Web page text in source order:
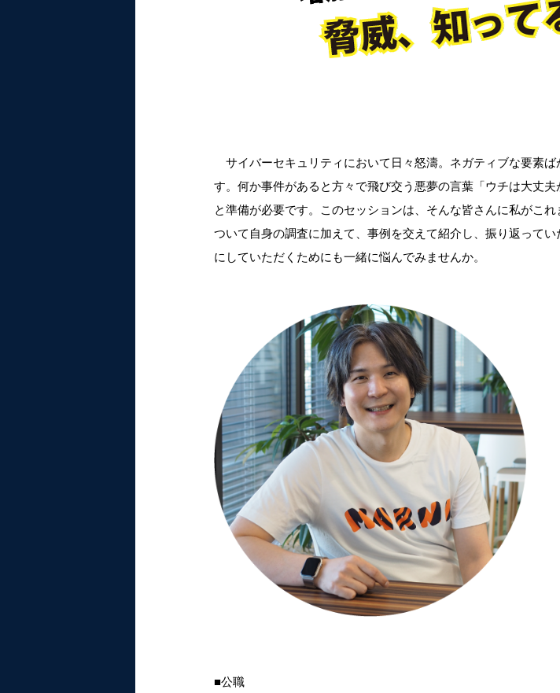
サイバーセキュリティにおいて日々怒濤。ネガティブな要素
す。何か事件があると方々で飛び交う悪夢の言葉「ウチは大丈
と準備が必要です。このセッションは、そんな皆さんに私がこ
ついて自身の調査に加えて、事例を交えて紹介し、振り返って
にしていただくためにも一緒に悩んでみませんか。
■公職